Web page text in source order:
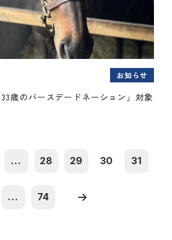
お知らせ
33歳のバースデードネーション」対象
... 28 29 30 31
... 74